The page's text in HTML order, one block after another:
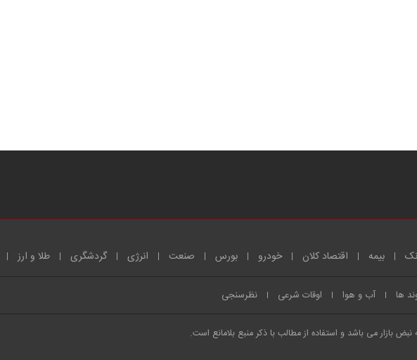
بیمه اقتصاد کلان خودرو بورس صنعت انرژی گردشگری طلا و ارز
ها آب و هوا اوقات شرعی نظرسنجی
بازار می باشد و استفاده از مطالب با ذکر منبع بلامانع است.